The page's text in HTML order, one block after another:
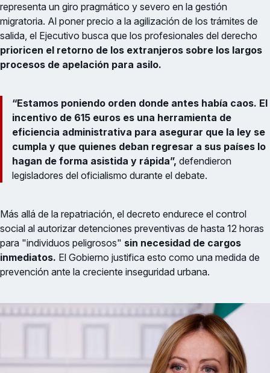
representa un giro pragmático y severo en la gestión
migratoria. Al poner precio a la agilización de los trámites de
salida, el Ejecutivo busca que los profesionales del derecho
prioricen el retorno de los extranjeros sobre los largos
procesos de apelación para asilo.
“Estamos poniendo orden donde antes había caos. El
incentivo de 615 euros es una herramienta de
eficiencia administrativa para asegurar que la ley se
cumpla y que quienes deban regresar a sus países lo
hagan de forma asistida y rápida”, defendieron
legisladores del oficialismo durante el debate.
Más allá de la repatriación, el decreto endurece el control
social al autorizar detenciones preventivas de hasta 12 horas
para "individuos peligrosos" sin necesidad de cargos
inmediatos. El Gobierno justifica esto como una medida de
prevención ante la creciente inseguridad urbana.